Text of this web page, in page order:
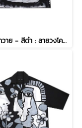
เสื้อเชิ้ตฮาวาย - สีดำ : ลายวงโคจรรัตติกาล